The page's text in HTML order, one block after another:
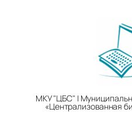
МКУ "ЦБС" |
«Централизованная